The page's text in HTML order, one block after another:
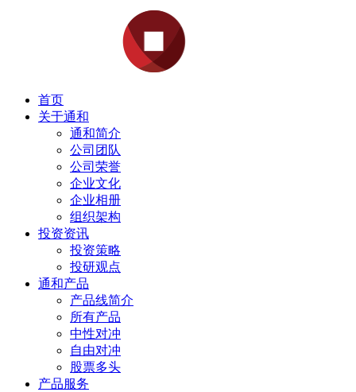
首页
关于通和
通和简介
公司团队
公司荣誉
企业文化
企业相册
组织架构
投资资讯
投资策略
投研观点
通和产品
产品线简介
所有产品
中性对冲
自由对冲
股票多头
产品服务